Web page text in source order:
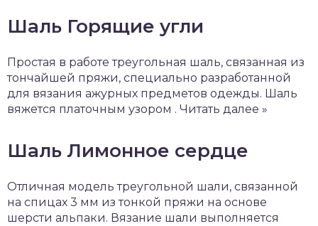
Шаль Горящие угли
Простая в работе треугольная шаль, связанная из
тончайшей пряжи, специально разработанной
для вязания ажурных предметов одежды. Шаль
вяжется платочным узором . Читать далее »
Шаль Лимонное сердце
Отличная модель треугольной шали, связанной
на спицах 3 мм из тонкой пряжи на основе
шерсти альпаки. Вязание шали выполняется